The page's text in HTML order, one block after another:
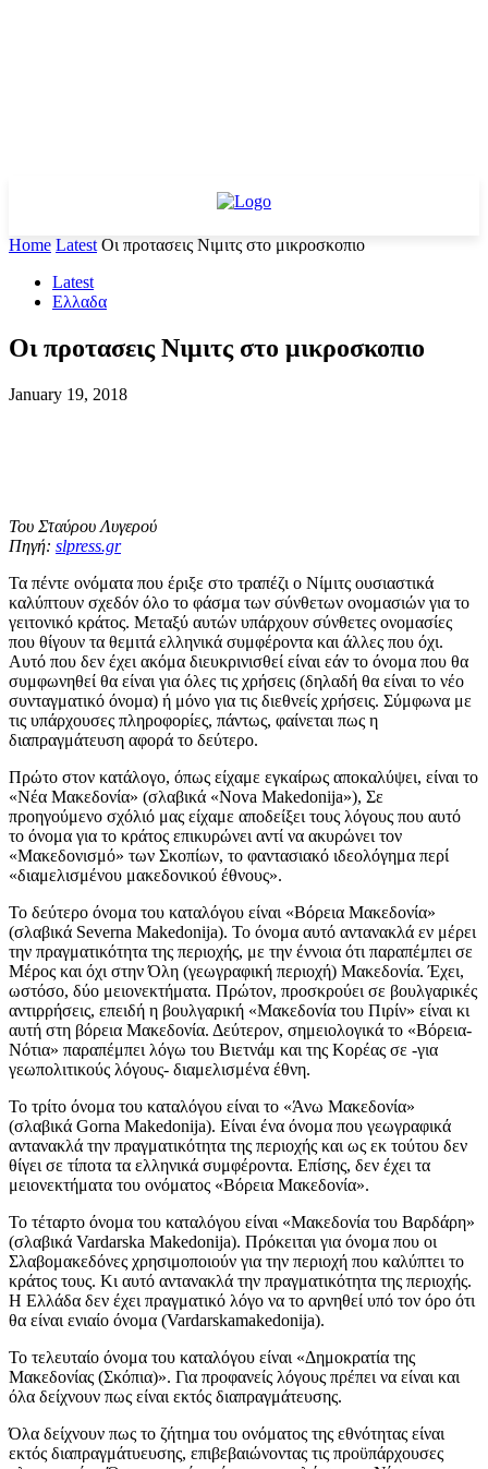
Home Latest Οι προτασεις Νιμιτς στο μικροσκοπιο
Latest
Ελλαδα
Οι προτασεις Νιμιτς στο μικροσκοπιο
January 19, 2018
Του Σταύρου Λυγερού
Πηγή: slpress.gr
Τα πέντε ονόματα που έριξε στο τραπέζι ο Νίμιτς ουσιαστικά
καλύπτουν σχεδόν όλο το φάσμα των σύνθετων ονομασιών για το
γειτονικό κράτος. Μεταξύ αυτών υπάρχουν σύνθετες ονομασίες
που θίγουν τα θεμιτά ελληνικά συμφέροντα και άλλες που όχι.
Αυτό που δεν έχει ακόμα διευκρινισθεί είναι εάν το όνομα που θα
συμφωνηθεί θα είναι για όλες τις χρήσεις (δηλαδή θα είναι το νέο
συνταγματικό όνομα) ή μόνο για τις διεθνείς χρήσεις. Σύμφωνα με
τις υπάρχουσες πληροφορίες, πάντως, φαίνεται πως η
διαπραγμάτευση αφορά το δεύτερο.
Πρώτο στον κατάλογο, όπως είχαμε εγκαίρως αποκαλύψει, είναι το
«Νέα Μακεδονία» (σλαβικά «Nova Makedonija»), Σε
προηγούμενο σχόλιό μας είχαμε αποδείξει τους λόγους που αυτό
το όνομα για το κράτος επικυρώνει αντί να ακυρώνει τον
«Μακεδονισμό» των Σκοπίων, το φαντασιακό ιδεολόγημα περί
«διαμελισμένου μακεδονικού έθνους».
Το δεύτερο όνομα του καταλόγου είναι «Βόρεια Μακεδονία»
(σλαβικά Severna Makedonija). Το όνομα αυτό αντανακλά εν μέρει
την πραγματικότητα της περιοχής, με την έννοια ότι παραπέμπει σε
Μέρος και όχι στην Όλη (γεωγραφική περιοχή) Μακεδονία. Έχει,
ωστόσο, δύο μειονεκτήματα. Πρώτον, προσκρούει σε βουλγαρικές
αντιρρήσεις, επειδή η βουλγαρική «Μακεδονία του Πιρίν» είναι κι
αυτή στη βόρεια Μακεδονία. Δεύτερον, σημειολογικά το «Βόρεια-
Νότια» παραπέμπει λόγω του Βιετνάμ και της Κορέας σε -για
γεωπολιτικούς λόγους- διαμελισμένα έθνη.
Το τρίτο όνομα του καταλόγου είναι το «Άνω Μακεδονία»
(σλαβικά Gorna Makedonija). Είναι ένα όνομα που γεωγραφικά
αντανακλά την πραγματικότητα της περιοχής και ως εκ τούτου δεν
θίγει σε τίποτα τα ελληνικά συμφέροντα. Επίσης, δεν έχει τα
μειονεκτήματα του ονόματος «Βόρεια Μακεδονία».
Το τέταρτο όνομα του καταλόγου είναι «Μακεδονία του Βαρδάρη»
(σλαβικά Vardarska Makedonija). Πρόκειται για όνομα που οι
Σλαβομακεδόνες χρησιμοποιούν για την περιοχή που καλύπτει το
κράτος τους. Κι αυτό αντανακλά την πραγματικότητα της περιοχής.
Η Ελλάδα δεν έχει πραγματικό λόγο να το αρνηθεί υπό τον όρο ότι
θα είναι ενιαίο όνομα (Vardarskamakedonija).
Το τελευταίο όνομα του καταλόγου είναι «Δημοκρατία της
Μακεδονίας (Σκόπια)». Για προφανείς λόγους πρέπει να είναι και
όλα δείχνουν πως είναι εκτός διαπραγμάτευσης.
Όλα δείχνουν πως το ζήτημα του ονόματος της εθνότητας είναι
εκτός διαπραγμάτυευσης, επιβεβαιώνοντας τις προϋπάρχουσες